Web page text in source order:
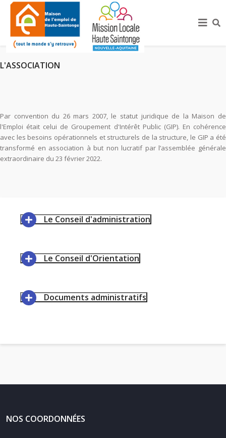
L'ASSOCIATION
Par convention du 26 mars 2007, le statut juridique de la Maison de
l'Emploi était celui de Groupement d'Intérêt Public (GIP). En cohérence
avec les besoins opérationnels et structurels de la structure, le GIP a été
transformé en association à but non lucratif par l’assemblée générale
extraordinaire du 23 février 2022.
Le Conseil d'administration
Le Conseil d'Orientation
Documents administratifs
NOS COORDONNÉES